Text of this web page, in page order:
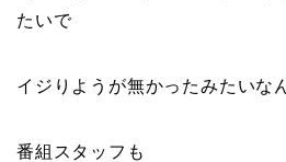
たいで
イジりようが無かったみたいな
番組スタッフも